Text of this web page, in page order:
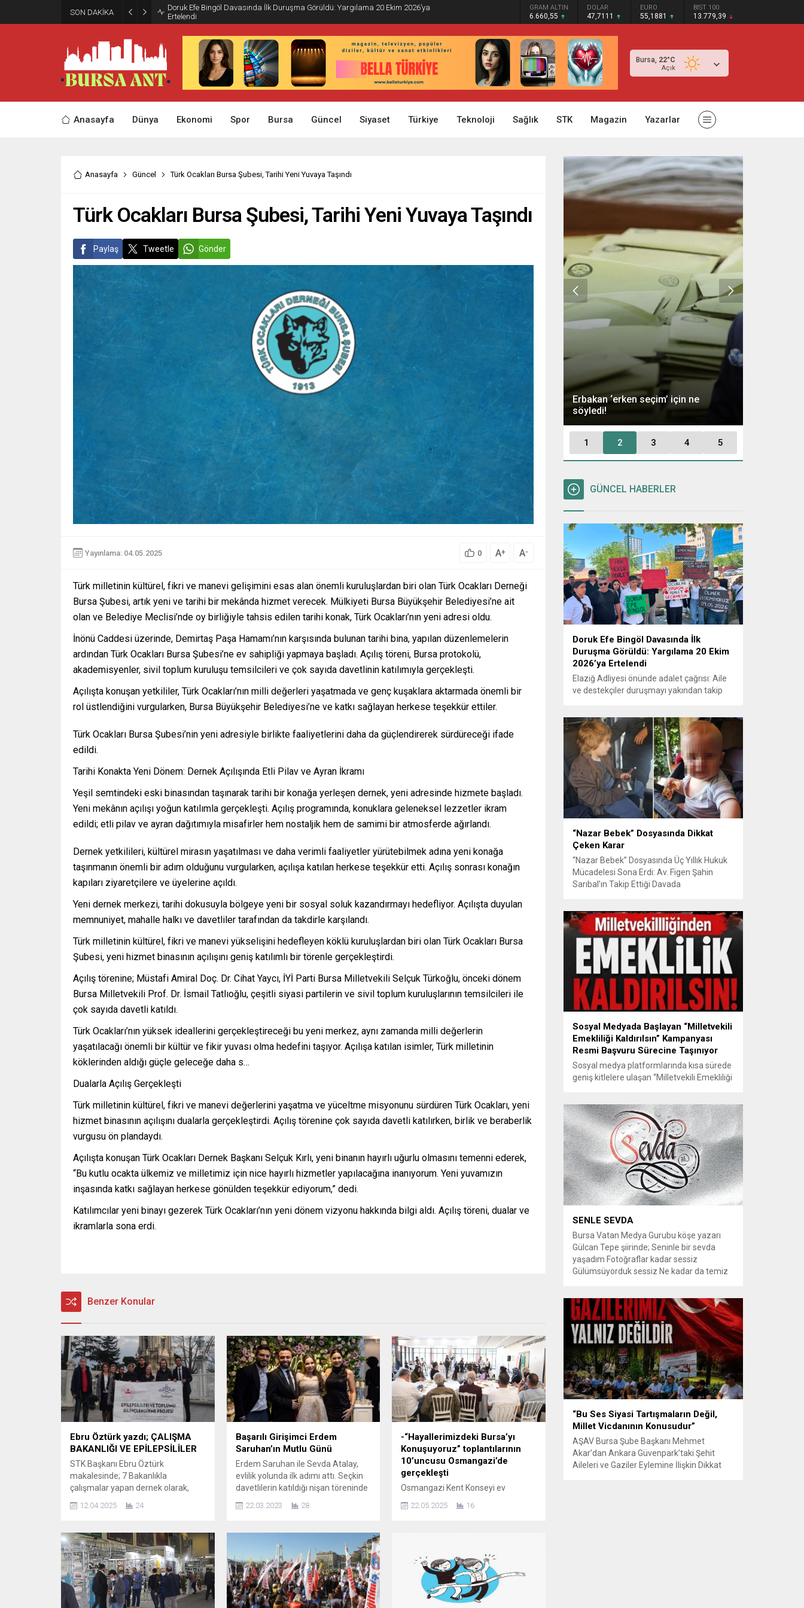
SON DAKİKA
Doruk Efe Bingöl Davasında İlk Duruşma Görüldü: Yargılama 20 Ekim 2026’ya
Ertelendi
GRAM ALTIN
6.660,55
DOLAR
47,7111
EURO
55,1881
BIST 100
13.779,39
Bursa, 22°C
Açık
Anasayfa Dünya Ekonomi Spor Bursa Güncel Siyaset Türkiye Teknoloji Sağlık STK Magazin Yazarlar
Anasayfa Güncel Türk Ocakları Bursa Şubesi, Tarihi Yeni Yuvaya Taşındı
Türk Ocakları Bursa Şubesi, Tarihi Yeni Yuvaya Taşındı
Paylaş Tweetle Gönder
Yayınlama: 04.05.2025 0 A+ A-
Türk milletinin kültürel, fikri ve manevi gelişimini esas alan önemli kuruluşlardan biri olan Türk Ocakları Derneği
Bursa Şubesi, artık yeni ve tarihi bir mekânda hizmet verecek. Mülkiyeti Bursa Büyükşehir Belediyesi’ne ait
olan ve Belediye Meclisi’nde oy birliğiyle tahsis edilen tarihi konak, Türk Ocakları’nın yeni adresi oldu.
İnönü Caddesi üzerinde, Demirtaş Paşa Hamamı’nın karşısında bulunan tarihi bina, yapılan düzenlemelerin
ardından Türk Ocakları Bursa Şubesi’ne ev sahipliği yapmaya başladı. Açılış töreni, Bursa protokolü,
akademisyenler, sivil toplum kuruluşu temsilcileri ve çok sayıda davetlinin katılımıyla gerçekleşti.
Açılışta konuşan yetkililer, Türk Ocakları’nın milli değerleri yaşatmada ve genç kuşaklara aktarmada önemli bir
rol üstlendiğini vurgularken, Bursa Büyükşehir Belediyesi’ne ve katkı sağlayan herkese teşekkür ettiler.
Türk Ocakları Bursa Şubesi’nin yeni adresiyle birlikte faaliyetlerini daha da güçlendirerek sürdüreceği ifade
edildi.
Tarihi Konakta Yeni Dönem: Dernek Açılışında Etli Pilav ve Ayran İkramı
Yeşil semtindeki eski binasından taşınarak tarihi bir konağa yerleşen dernek, yeni adresinde hizmete başladı.
Yeni mekânın açılışı yoğun katılımla gerçekleşti. Açılış programında, konuklara geleneksel lezzetler ikram
edildi; etli pilav ve ayran dağıtımıyla misafirler hem nostaljik hem de samimi bir atmosferde ağırlandı.
Dernek yetkilileri, kültürel mirasın yaşatılması ve daha verimli faaliyetler yürütebilmek adına yeni konağa
taşınmanın önemli bir adım olduğunu vurgularken, açılışa katılan herkese teşekkür etti. Açılış sonrası konağın
kapıları ziyaretçilere ve üyelerine açıldı.
Yeni dernek merkezi, tarihi dokusuyla bölgeye yeni bir sosyal soluk kazandırmayı hedefliyor. Açılışta duyulan
memnuniyet, mahalle halkı ve davetliler tarafından da takdirle karşılandı.
Türk milletinin kültürel, fikri ve manevi yükselişini hedefleyen köklü kuruluşlardan biri olan Türk Ocakları Bursa
Şubesi, yeni hizmet binasının açılışını geniş katılımlı bir törenle gerçekleştirdi.
Açılış törenine; Müstafi Amiral Doç. Dr. Cihat Yaycı, İYİ Parti Bursa Milletvekili Selçuk Türkoğlu, önceki dönem
Bursa Milletvekili Prof. Dr. İsmail Tatlıoğlu, çeşitli siyasi partilerin ve sivil toplum kuruluşlarının temsilcileri ile
çok sayıda davetli katıldı.
Türk Ocakları’nın yüksek ideallerini gerçekleştireceği bu yeni merkez, aynı zamanda milli değerlerin
yaşatılacağı önemli bir kültür ve fikir yuvası olma hedefini taşıyor. Açılışa katılan isimler, Türk milletinin
köklerinden aldığı güçle geleceğe daha s…
Dualarla Açılış Gerçekleşti
Türk milletinin kültürel, fikri ve manevi değerlerini yaşatma ve yüceltme misyonunu sürdüren Türk Ocakları, yeni
hizmet binasının açılışını dualarla gerçekleştirdi. Açılış törenine çok sayıda davetli katılırken, birlik ve beraberlik
vurgusu ön plandaydı.
Açılışta konuşan Türk Ocakları Dernek Başkanı Selçuk Kırlı, yeni binanın hayırlı uğurlu olmasını temenni ederek,
“Bu kutlu ocakta ülkemiz ve milletimiz için nice hayırlı hizmetler yapılacağına inanıyorum. Yeni yuvamızın
inşasında katkı sağlayan herkese gönülden teşekkür ediyorum,” dedi.
Katılımcılar yeni binayı gezerek Türk Ocakları’nın yeni dönem vizyonu hakkında bilgi aldı. Açılış töreni, dualar ve
ikramlarla sona erdi.
Benzer Konular
Ebru Öztürk yazdı; ÇALIŞMA
BAKANLIĞI VE EPİLEPSİLİLER
STK Başkanı Ebru Öztürk
makalesinde; 7 Bakanlıkla
çalışmalar yapan dernek olarak,
Çalışma ve Sosyal Hizmetler
Bakanlığı ile de çalışma yapmak
görüşmek için 1 yılı aşkın süre önce
randevu talep etmiştik. Bakandan
randevu alamayınca, Çarşamba
günü bakan yardımcımızı aradım ve
sağ olsun
SayınLütfihakALPKAN’danPerşembe
12.04.2025 24
Başarılı Girişimci Erdem
Saruhan’ın Mutlu Günü
Erdem Saruhan ile Sevda Atalay,
evlilik yolunda ilk adımı attı. Seçkin
davetlilerin katıldığı nişan töreninde
çiftin mutlukları gözlerinden
okundu. Rise & Shine Kozmetik
Sevda Atalay’ı nişan töreninde
aileleri ve sevenleri yalnız
bırakmadı. Saruhan ve Atalay
ailelerinin mutlu günlerinde Dilan
Polat ve Engin Polat’ta yer aldı....
22.03.2023 28
-“Hayallerimizdeki Bursa’yı
Konuşuyoruz” toplantılarının
10’uncusu Osmangazi’de
gerçekleşti
Osmangazi Kent Konseyi ev
sahipliğinde düzenlenen
‘Hayalimizdeki Bursa’yı
ve Bursa Kent Konseyi iş birliğiyle
1/100.000 Ölçekli Çevre Düzeni
Planı çalışmalarına halkın katılımını
sağlamak amacıyla
22.05.2025 16
“Engellilik Bir Eksiklik Değil,
Erbakan ‘erken seçim’ için ne
söyledi!
1 2 3 4 5
GÜNCEL HABERLER
Doruk Efe Bingöl Davasında İlk
Duruşma Görüldü: Yargılama 20 Ekim
2026’ya Ertelendi
Elazığ Adliyesi önünde adalet çağrısı: Aile
ve destekçiler duruşmayı yakından takip
soruşturması kapsamında açılan davanın
ilk duruşması Elazığ 2. Ağır Ceza
Mahkemesi’nde görüldü. Kamuoyunun
yakından takip ettiği davanın ilk duruşması
öncesinde, Doruk Efe Bingöl’ün ailesine
destek olmak isteyen çok...
“Nazar Bebek” Dosyasında Dikkat
Çeken Karar
“Nazar Bebek” Dosyasında Üç Yıllık Hukuk
Mücadelesi Sona Erdi: Av. Figen Şahin
Sarıbal’ın Takip Ettiği Davada
Türkiye’de uluslararası hukuk boyutlarıyla
görüldü BURSA – Avusturya’da başlayan
ve Türkiye’de yaklaşık üç yıl boyunca
devam eden “Nazar Bebek” dosyasında
yargılama süreci tamamlandı. Bursa 3.
Aile...
Sosyal Medyada Başlayan “Milletvekili
Emekliliği Kaldırılsın” Kampanyası
Resmi Başvuru Sürecine Taşınıyor
Sosyal medya platformlarında kısa sürede
geniş kitlelere ulaşan “Milletvekili Emekliliği
vatandaşlar, milletvekillerine tanınan
emeklilik haklarının yeniden düzenlenmesi
talebiyle TBMM Dilekçe Komisyonu ve
Cumhurbaşkanlığı İletişim Merkezi
(CİMER) üzerinden resmi başvurular
yapılması çağrısında bulunuyor. Son
dönemde sosyal medya platformlarında
en çok konuşulan konular arasında...
SENLE SEVDA
Bursa Vatan Medya Gurubu köşe yazarı
Gülcan Tepe şiirinde; Seninle bir sevda
yaşadım Fotoğraflar kadar sessiz
Gülümsüyorduk sessiz Ne kadar da temiz
bakışın yetiyordu gözlerime Dünyayı
tutturmaya ben de Kalbim Sen Diye çırpınıp
duruyordu Zamana yarışıyordu inat Hayata
Senle...
“Bu Ses Siyasi Tartışmaların Değil,
Millet Vicdanının Konusudur”
AŞAV Bursa Şube Başkanı Mehmet
Akar’dan Ankara Güvenpark’taki Şehit
Aileleri ve Gaziler Eylemine İlişkin Dikkat